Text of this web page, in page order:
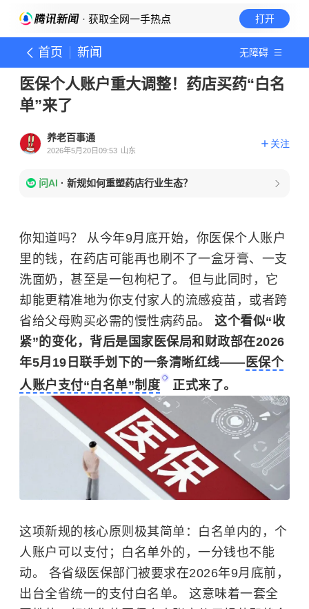
· 获取全网一手热点 打开
首页 新闻 无障碍
医保个人账户重大调整！药店买药“白名
单”来了
养老百事通
2026年5月20日09:53 山东
关注
问AI · 新规如何重塑药店行业生态？
你知道吗？ 从今年9月底开始，你医保个人账户
里的钱，在药店可能再也刷不了一盒牙膏、一支
洗面奶，甚至是一包枸杞了。 但与此同时，它
却能更精准地为你支付家人的流感疫苗，或者跨
省给父母购买必需的慢性病药品。 这个看似“收
紧”的变化，背后是国家医保局和财政部在2026
年5月19日联手划下的一条清晰红线—— 医保个
人账户支付“白名单”制度
正式来了。
这项新规的核心原则极其简单：白名单内的，个
人账户可以支付；白名单外的，一分钱也不能
动。 各省级医保部门被要求在2026年9月底前，
出台全省统一的支付白名单。 这意味着一套全